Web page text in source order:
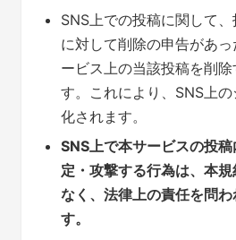
SNS上での投稿に関して
に対して削除の申告があ
ービス上の当該投稿を削
す。これにより、SNS上
化されます。
SNS上で本サービスの投
定・攻撃する行為は、本
なく、法律上の責任を問
す。